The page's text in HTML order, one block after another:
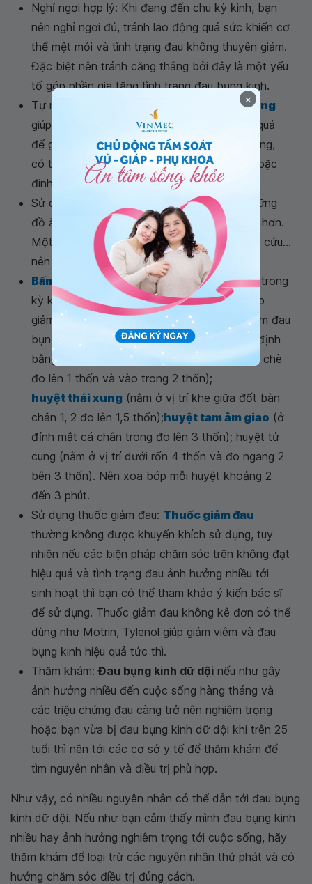
Nghỉ ngơi hợp lý: Khi đang đến chu kỳ kinh, bạn
nên nghỉ ngơi đủ, tránh lao động quá sức khiến cơ
thể mệt mỏi và tình trạng đau không thuyên giảm.
Đặc biệt nên tránh căng thẳng bởi đây là một yếu
tố góp phần gia tăng tình trạng đau bụng kinh.
Tự massage vùng bụng:
Massage vùng bụng
giúp thư giãn các cơ cũng là biện pháp hiệu quả
để giảm tình trạng đau bụng. Để tăng tác dụng,
có thể kết hợp với tinh dầu hoa hồng, quế hoặc
đinh hương.
Sử dụng đồ ăn uống ấm nóng: Nên tránh những
đồ ăn có tính lạnh vì nó khiến bụng bạn đau hơn.
Một số loại đồ ăn có tính ấm như gừng, ngải cứu...
nên sử dụng trong kỳ kinh.
Bấm huyệt trị đau bụng kinh
: Trước hoặc trong
kỳ kinh, bạn có thể bấm một số huyệt vị giúp
giảm bớt đau bụng. Một số huyệt có thể giảm đau
bụng kinh bao gồm:Huyệt huyết hải
(xác định
bằng cách từ điểm giữa bờ trên xương bánh chè
đo lên 1 thốn và vào trong 2 thốn);
huyệt thái xung (nằm ở vị trí khe giữa đốt bàn
chân 1, 2 đo lên 1,5 thốn);huyệt tam âm giao (ở
đỉnh mắt cá chân trong đo lên 3 thốn); huyệt tử
cung (nằm ở vị trí dưới rốn 4 thốn và đo ngang 2
bên 3 thốn). Nên xoa bóp mỗi huyệt khoảng 2
đến 3 phút.
Sử dụng thuốc giảm đau: Thuốc giảm đau
thường không được khuyến khích sử dụng, tuy
nhiên nếu các biện pháp chăm sóc trên không đạt
hiệu quả và tình trạng đau ảnh hưởng nhiều tới
sinh hoạt thì bạn có thể tham khảo ý kiến bác sĩ
để sử dụng. Thuốc giảm đau không kê đơn có thể
dùng như Motrin, Tylenol giúp giảm viêm và đau
bụng kinh hiệu quả tức thì.
Thăm khám:Đau bụng kinh dữ dội nếu như gây
ảnh hưởng nhiều đến cuộc sống hàng tháng và
các triệu chứng đau càng trở nên nghiêm trọng
hoặc bạn vừa bị đau bụng kinh dữ dội khi trên 25
tuổi thì nên tới các cơ sở y tế để thăm khám để
tìm nguyên nhân và điều trị phù hợp.
Như vậy, có nhiều nguyên nhân có thể dẫn tới đau bụng
kinh dữ dội. Nếu như bạn cảm thấy mình đau bụng kinh
nhiều hay ảnh hưởng nghiêm trọng tới cuộc sống, hãy
thăm khám để loại trừ các nguyên nhân thứ phát và có
hướng chăm sóc điều trị đúng cách.
×